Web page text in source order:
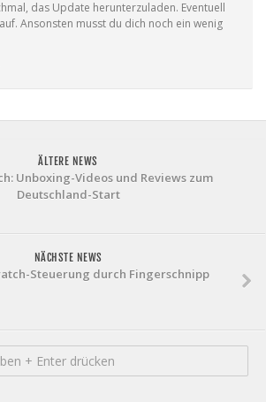
das Update herunterzuladen. Eventuell
Ansonsten musst du dich noch ein wenig
ÄLTERE NEWS
Unboxing-Videos und Reviews zum
Deutschland-Start
NÄCHSTE NEWS
Steuerung durch Fingerschnipp